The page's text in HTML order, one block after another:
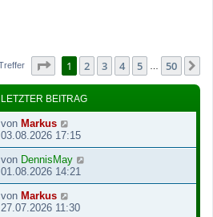
Seite von50
1 2 3 4 5 50
LETZTER BEITRAG
von Markus
03.08.2026 17:15
von DennisMay
01.08.2026 14:21
von Markus
27.07.2026 11:30